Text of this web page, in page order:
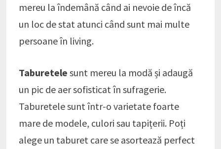
mereu la îndemână când ai nevoie de încă
un loc de stat atunci când sunt mai multe
persoane în living.
Taburetele sunt mereu la modă și adaugă
un pic de aer sofisticat în sufragerie.
Taburetele sunt într-o varietate foarte
mare de modele, culori sau tapițerii. Poți
alege un taburet care se asortează perfect